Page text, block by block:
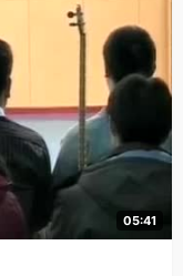
05:41